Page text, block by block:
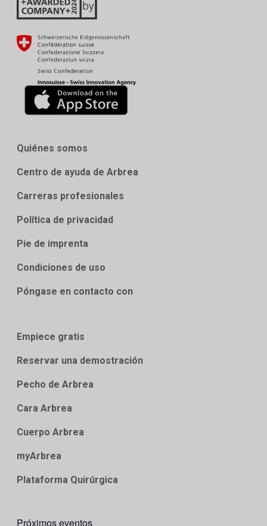
Quiénes somos
Centro de ayuda de Arbrea
Carreras profesionales
Política de privacidad
Pie de imprenta
Condiciones de uso
Póngase en contacto con
Empiece gratis
Reservar una demostración
Pecho de Arbrea
Cara Arbrea
Cuerpo Arbrea
myArbrea
Plataforma Quirúrgica
Próximos eventos